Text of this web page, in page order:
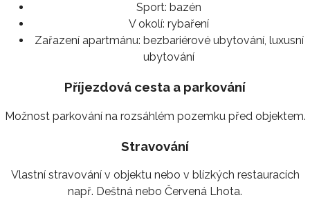
Sport: bazén
V okolí: rybaření
Zařazení apartmánu: bezbariérové ubytování, luxusní
ubytování
Příjezdová cesta a parkování
Možnost parkování na rozsáhlém pozemku před objektem.
Stravování
Vlastní stravování v objektu nebo v blízkých restauracích
např. Deštná nebo Červená Lhota.